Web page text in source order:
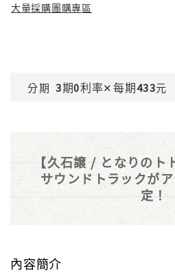
大量採購團購專區
分期 3期0利率✕每期433元
【久石譲 / となりのト
サウンドトラックが
定！
內容簡介